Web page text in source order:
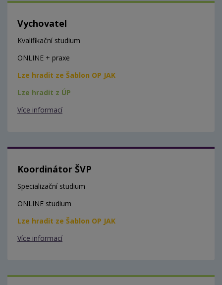
Vychovatel
Kvalifikační studium
ONLINE + praxe
Lze hradit ze Šablon OP JAK
Lze hradit z ÚP
Více informací
Koordinátor ŠVP
Specializační studium
ONLINE studium
Lze hradit ze Šablon OP JAK
Více informací